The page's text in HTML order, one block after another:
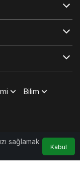
sağlamak
Kabul
Bilim